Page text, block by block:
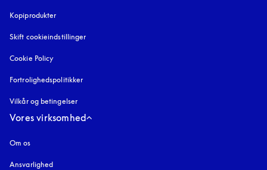
Kopiprodukter
Skift cookieindstillinger
Cookie Policy
Fortrolighedspolitikker
Vilkår og betingelser
Vores virksomhed
Om os
Ansvarlighed